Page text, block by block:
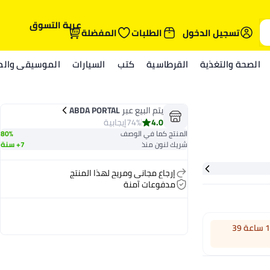
تسجيل الدخول
الطلبات المفضلةعربة التسوق
الصحة والتغذية القرطاسية كتب السيارات الموسيقى
اطلب خلال 12 ساعة 39
يتم البيع عبرABDA PORTAL
4.0
74%إيجابية
المنتج كما في الوصف 80%
شريك لنون منذ 7+ سنة
إرجاع مجاني ومريح لهذا المنتج
مدفوعات آمنة